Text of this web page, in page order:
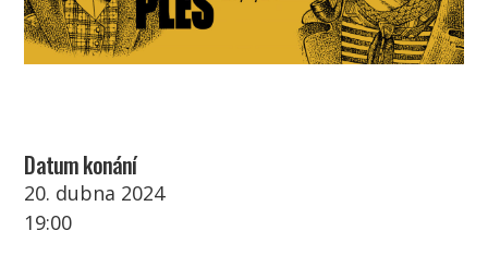
Datum konání
20. dubna 2024
19:00